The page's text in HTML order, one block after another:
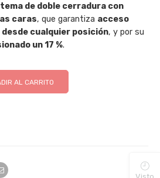
de doble cerradura con
caras, que garantiza acceso
cualquier posición, y por su
un 17 %.
AL CARRITO